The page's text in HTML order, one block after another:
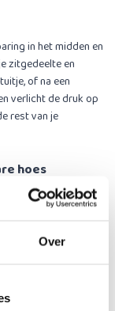
Over
in het midden en
zitgedeelte en
of na een
verlicht de druk op
rest van je
hoes
hoes die met de
in 2